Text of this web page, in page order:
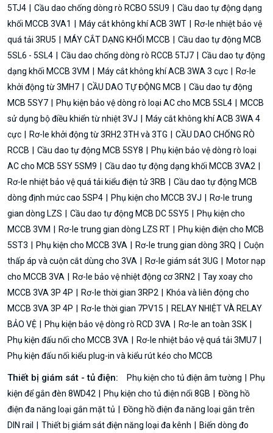
5TJ4
Cầu dao chống dòng rò RCBO 5SU9
Cầu dao tự động dạng
khối MCCB 3VA1
Máy cắt không khí ACB 3WT
Rơ-le nhiệt bảo vệ
quá tải 3RU5
MÁY CẮT DẠNG KHỐI MCCB
Cầu dao tự động MCB
5SL6 - 5SL4
Cầu dao chống dòng rò RCCB 5TJ7
Cầu dao tự động
dạng khối MCCB 3VM
Máy cắt không khí ACB 3WA 3 cực
Rơ-le
khởi động từ 3MH7
CẦU DAO TỰ ĐỘNG MCB
Cầu dao tự động
MCB 5SY7
Phụ kiện bảo vệ dòng rò loại AC cho MCB 5SL4
MCCB
sử dụng bộ điều khiển từ nhiệt 3VJ
Máy cắt không khí ACB 3WA 4
cực
Rơ-le khởi động từ 3RH2 3TH và 3TG
CẦU DAO CHỐNG RÒ
RCCB
Cầu dao tự động MCB 5SY8
Phụ kiện bảo vệ dòng rò loại
AC cho MCB 5SY 5SM9
Cầu dao tự động dạng khối MCCB 3VA2
Rơ-le nhiệt bảo vệ quá tải kiểu điện tử 3RB
Cầu dao tự động MCB
dòng định mức cao 5SP4
Phụ kiện cho MCCB 3VJ
Rơ-le trung
gian dòng LZS
Cầu dao tự động MCB DC 5SY5
Phụ kiện cho
MCCB 3VM
Rơ-le trung gian dòng LZS RT
Phụ kiện điện cho MCB
5ST3
Phụ kiện cho MCCB 3VA Rơ-le trung gian dòng 3RQ
Cuộn
thấp áp và cuộn cắt dùng cho 3VA
Rơ-le giám sát 3UG
Motor nạp
cho MCCB 3VA
Rơ-le bảo vệ nhiệt động cơ 3RN2
Tay xoay cho
MCCB 3VA 3P 4P
Rơ-le thời gian 3RP2
Khóa và liên động cho
MCCB 3VA 3P 4P
Rơ-le thời gian 7PV15
RELAY NHIỆT VÀ RELAY
BẢO VỆ
Phụ kiện bảo vệ dòng rò RCD 3VA
Rơ-le an toàn 3SK
Phụ kiện đấu nối cho MCCB 3VA
Rơ-le nhiệt bảo vệ quá tải 3MU7
Phụ kiện đấu nối kiểu plug-in và kiểu rút kéo cho MCCB
Thiết bị giám sát - tủ điện: Phụ kiện cho tủ điện âm tường
Phụ
kiện để gắn đèn 8WD42
Phụ kiện cho tủ điện nổi 8GB
Đồng hồ
điện đa năng loại gắn mặt tủ
Đồng hồ điện đa năng loại gắn trên
DIN rail
Thiết bị giám sát điện năng loại đa kênh Biến dòng đo